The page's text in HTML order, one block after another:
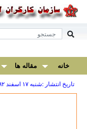
خانه مقاله ها
تاریخ انتشار :شنبه ۱۷ اسفند ۱۳۹۲ برابر با ۰۸ مارس ۲۰۱۴